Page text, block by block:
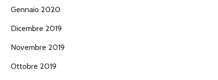
Gennaio 2020
Dicembre 2019
Novembre 2019
Ottobre 2019